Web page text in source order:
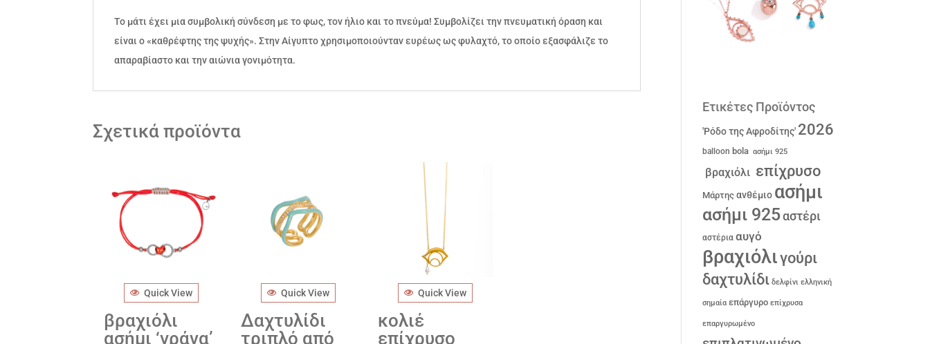
Το μάτι έχει μια συμβολική σύνδεση με το φως, τον ήλιο και το πνεύμα! Συμβολίζει την πνευματική όραση και
είναι ο «καθρέφτης της ψυχής». Στην Αίγυπτο χρησιμοποιούνταν ευρέως ως φυλαχτό, το οποίο εξασφάλιζε το
απαραβίαστο και την αιώνια γονιμότητα.
Σχετικά προϊόντα
Quick View
βραχιόλι
ασήμι ‘γράνα’
Quick View
Δαχτυλίδι
τριπλό από
Quick View
κολιέ
επίχρυσο
Ετικέτες Προϊόντος
'Ρόδο της Αφροδίτης' 2026
balloon bola ασήμι 925
βραχιόλι επίχρυσο
Μάρτης ανθέμιο ασήμι
ασήμι 925αστέρι
αστέρια αυγό
βραχιόλιγούρι
δαχτυλίδι δελφίνι ελληνική
σημαία επάργυρο επίχρυσα
επαργυρωμένο